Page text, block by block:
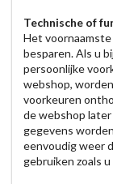
Technische of
Het
besparen. Als u
persoonlijke
webshop,
voorkeuren
de webshop
gegevens
eenvoudig weer
gebruiken zoals